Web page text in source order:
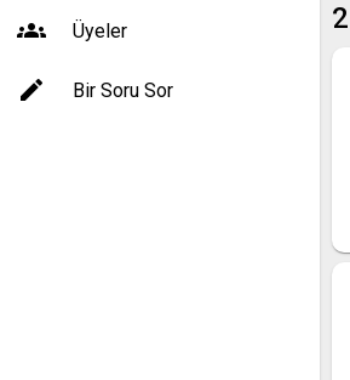
Üyeler
Bir Soru Sor
2